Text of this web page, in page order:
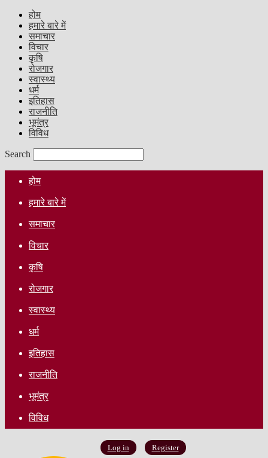
होम
हमारे बारे में
समाचार
विचार
कृषि
रोजगार
स्वास्थ्य
धर्म
इतिहास
राजनीति
भूमंत्र
विविध
Search
होम
हमारे बारे में
समाचार
विचार
कृषि
रोजगार
स्वास्थ्य
धर्म
इतिहास
राजनीति
भूमंत्र
विविध
Log in Register